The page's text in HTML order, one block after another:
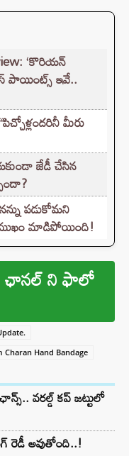
‘కొరియన్
పాయింట్స్ ఇవే..
మీరు
జేడీ చేసిన
పడుకోమని
మాడిపోయింది!
ని ఫాలో
Charan Hand Bandage
వరల్డ్ కప్ జట్టులో
రెడీ అవుతోంది..!